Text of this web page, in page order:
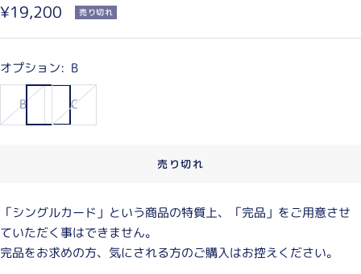
セ
ー
ル
価
格
¥19,200 売り切れ
オプション: B
B C
売り切れ
「シングルカード」という商品の特質上、「完品」をご用意させ
ていただく事はできません。
完品をお求めの方、気にされる方のご購入はお控えください。